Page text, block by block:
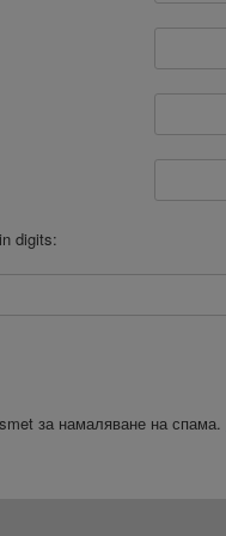
digits:
за намаляване на спама.